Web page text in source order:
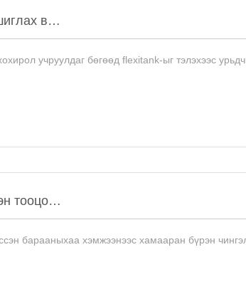
в…
учруулдаг бөгөөд flexitank-ыг тэлэхээс
тооцо…
барааныхаа хэмжээнээс хамааран бүрэн